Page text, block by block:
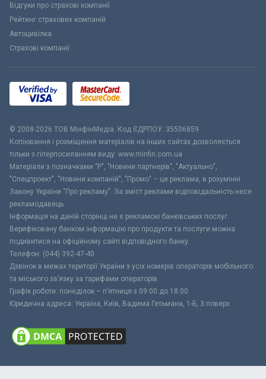
Відгуки про страхові компанії
Рейтинг страхових компаній
Автоцивілка
Страхові компанії
© 2008-2026 ТОВ МiнфiнМедiа. Код ЄДРПОУ: 35506859
Копіювання і розміщення матеріалів на інших сайтах дозволяється
тільки з гіперпосиланням виду: www.minfin.com.ua
Матеріали з позначками "Р", "Новини партнерів", "Актуально",
"Спецпроект", "Новини компаній", "Промо" – це реклама, в розумінні
Закону України "Про рекламу". За зміст реклами відповідальність несе
рекламодавець.
Інформація на даній сторінці не є рекламою банківських послуг.
Верифіковану банком інформацію про продукти та послуги можна
подивитися на офіційному сайті відповідного банку.
Телефон: (044) 392-47-40
Дзвінок в межах території України з усіх номерів операторів мобільного
та міського зв’язку за тарифами операторів
Графік роботи: понеділок – п’ятниця з 09:00 до 18:00
Юридична адреса: Україна, Київ, Вадима Гетьмана, 1-Б, 3 поверх